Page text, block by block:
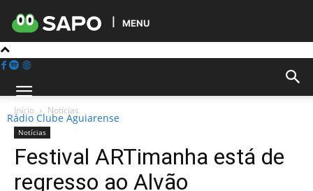
MENU
Rádio Clube Aguiarense
Início Notícias
Notícias
Festival ARTimanha está de
regresso ao Alvão